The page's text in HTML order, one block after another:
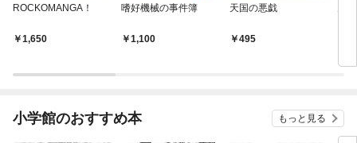
ROCKOMANGA！
1,650
嗜好機械の事件簿
1,100
天国の悪戯
495
小学館のおすすめ本 もっと見る